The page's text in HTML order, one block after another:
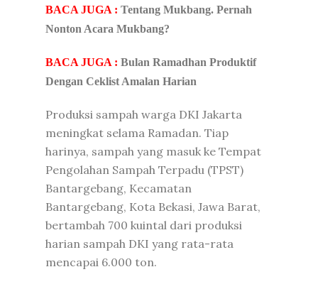
BACA JUGA : Tentang Mukbang. Pernah
Nonton Acara Mukbang?
BACA JUGA : Bulan Ramadhan Produktif
Dengan Ceklist Amalan Harian
Produksi sampah warga DKI Jakarta
meningkat selama Ramadan. Tiap
harinya, sampah yang masuk ke Tempat
Pengolahan Sampah Terpadu (TPST)
Bantargebang, Kecamatan
Bantargebang, Kota Bekasi, Jawa Barat,
bertambah 700 kuintal dari produksi
harian sampah DKI yang rata-rata
mencapai 6.000 ton.